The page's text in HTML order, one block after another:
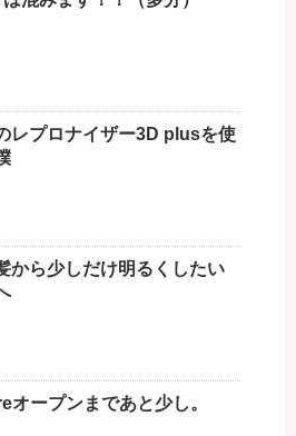
レプロナイザー3D plusを使
から少しだけ明るくしたい
オープンまであと少し。